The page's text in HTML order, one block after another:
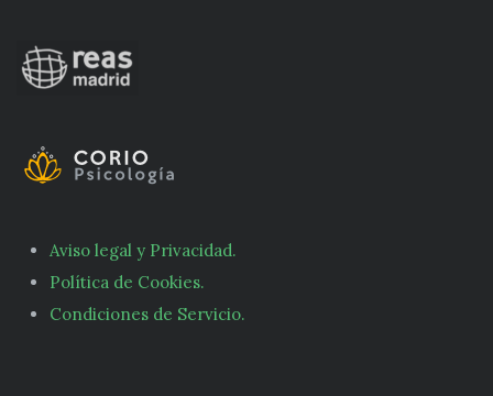
Aviso legal y Privacidad.
Política de Cookies.
Condiciones de Servicio.